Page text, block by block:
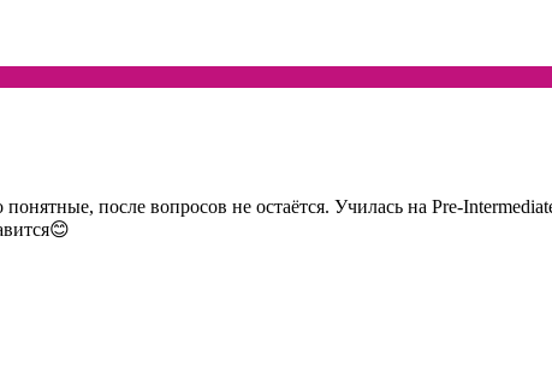
после вопросов не остаётся. Училась на Pre-